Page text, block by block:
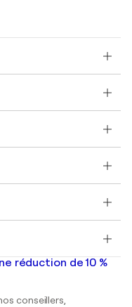
réduction de 10 %
conseillers,